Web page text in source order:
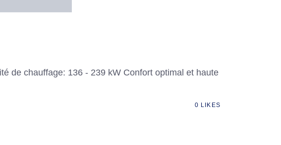
de chauffage: 136 - 239 kW Confort optimal et haute
0 LIKES